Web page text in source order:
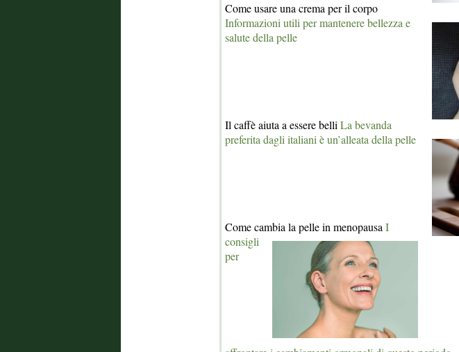
Come usare una crema per il corpo
Informazioni utili per mantenere bellezza e
salute della pelle
Il caffè aiuta a essere belli La bevanda
preferita dagli italiani è un’alleata della pelle
Come cambia la pelle in menopausa I
consigli
per